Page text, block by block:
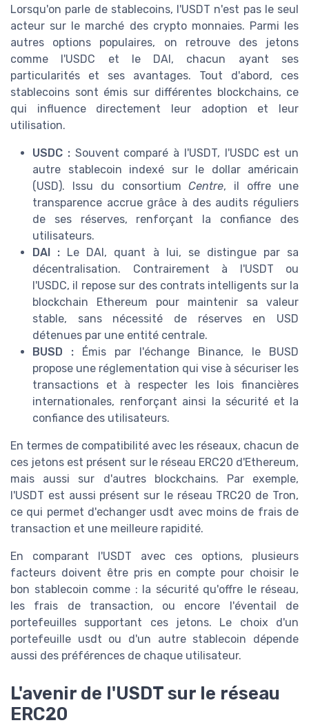
Lorsqu'on parle de stablecoins, l'USDT n'est pas le seul
acteur sur le marché des crypto monnaies. Parmi les
autres options populaires, on retrouve des jetons
comme l'USDC et le DAI, chacun ayant ses
particularités et ses avantages. Tout d'abord, ces
stablecoins sont émis sur différentes blockchains, ce
qui influence directement leur adoption et leur
utilisation.
USDC :Souvent comparé à l'USDT, l'USDC est un
autre stablecoin indexé sur le dollar américain
(USD). Issu du consortiumCentre, il offre une
transparence accrue grâce à des audits réguliers
de ses réserves, renforçant la confiance des
utilisateurs.
DAI : Le DAI, quant à lui, se distingue par sa
décentralisation. Contrairement à l'USDT ou
l'USDC, il repose sur des contrats intelligents sur la
blockchain Ethereum pour maintenir sa valeur
stable, sans nécessité de réserves en USD
détenues par une entité centrale.
BUSD : Émis par l'échange Binance, le BUSD
propose une réglementation qui vise à sécuriser les
transactions et à respecter les lois financières
internationales, renforçant ainsi la sécurité et la
confiance des utilisateurs.
En termes de compatibilité avec les réseaux, chacun de
ces jetons est présent sur le réseau ERC20 d'Ethereum,
mais aussi sur d'autres blockchains. Par exemple,
l'USDT est aussi présent sur le réseau TRC20 de Tron,
ce qui permet d'echanger usdt avec moins de frais de
transaction et une meilleure rapidité.
En comparant l'USDT avec ces options, plusieurs
facteurs doivent être pris en compte pour choisir le
bon stablecoin comme : la sécurité qu'offre le réseau,
les frais de transaction, ou encore l'éventail de
portefeuilles supportant ces jetons. Le choix d'un
portefeuille usdt ou d'un autre stablecoin dépende
aussi des préférences de chaque utilisateur.
L'avenir de l'USDT sur le réseau
ERC20